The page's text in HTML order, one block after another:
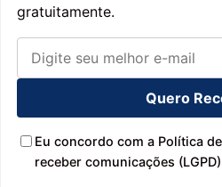
gratuitamente.
Quero
Eu concordo com a Política
receber comunicações